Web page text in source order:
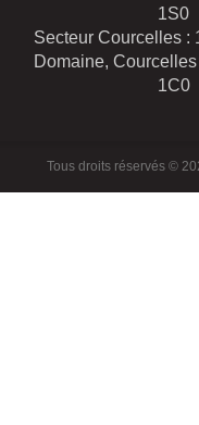
1S0
Secteur Courcelles :
Domaine,
1C0
Tous droits réservés ©